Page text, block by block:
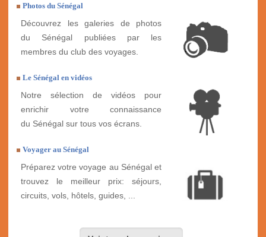
Photos du Sénégal
Découvrez les galeries de photos
du Sénégal publiées par les
membres du club des voyages.
Le Sénégal en vidéos
Notre sélection de vidéos pour
enrichir votre connaissance
du Sénégal sur tous vos écrans.
Voyager au Sénégal
Préparez votre voyage au Sénégal et
trouvez le meilleur prix: séjours,
circuits, vols, hôtels, guides, ...